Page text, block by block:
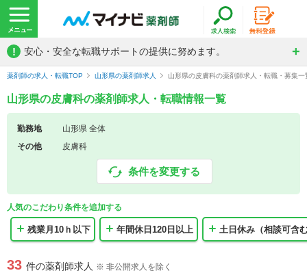
! 安心・安全な転職サポートの提供に努めます。
薬剤師の求人・転職TOP 山形県の薬剤師求人 山形県の皮膚科の薬剤師求人・転職・募集一
山形県の皮膚科の薬剤師求人・転職情報一覧
勤務地
山形県 全体
その他
皮膚科
条件を変更する
人気のこだわり条件を追加する
残業月10ｈ以下 年間休日120日以上 土日休み（相談可含
33 件の薬剤師求人 ※ 非公開求人を除く